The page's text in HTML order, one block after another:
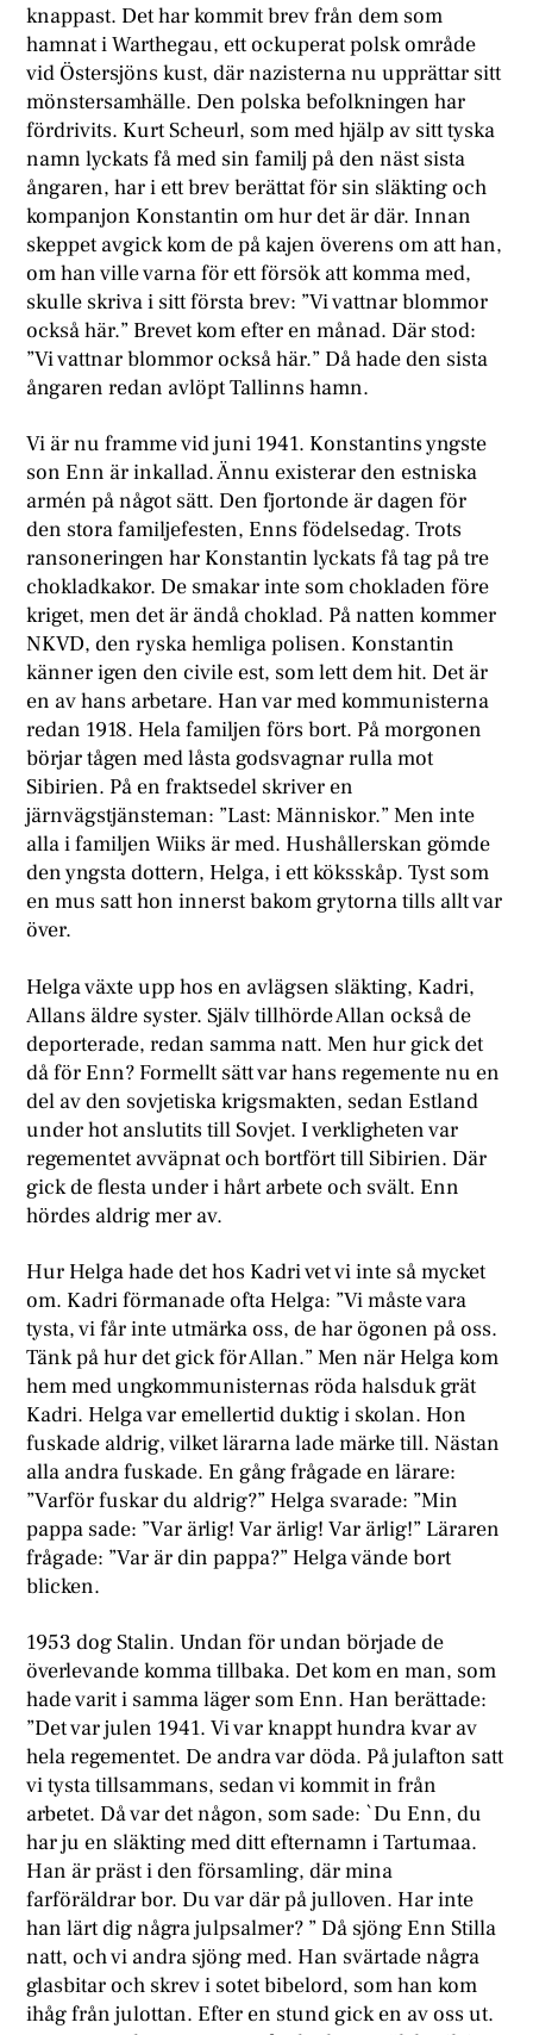
knappast. Det har kommit brev från dem som
hamnat i Warthegau, ett ockuperat polsk område
vid Östersjöns kust, där nazisterna nu upprättar sitt
mönstersamhälle. Den polska befolkningen har
fördrivits. Kurt Scheurl, som med hjälp av sitt tyska
namn lyckats få med sin familj på den näst sista
ångaren, har i ett brev berättat för sin släkting och
kompanjon Konstantin om hur det är där. Innan
skeppet avgick kom de på kajen överens om att han,
om han ville varna för ett försök att komma med,
skulle skriva i sitt första brev: ”Vi vattnar blommor
också här.” Brevet kom efter en månad. Där stod:
”Vi vattnar blommor också här.” Då hade den sista
ångaren redan avlöpt Tallinns hamn.
Vi är nu framme vid juni 1941. Konstantins yngste
son Enn är inkallad. Ännu existerar den estniska
armén på något sätt. Den fjortonde är dagen för
den stora familjefesten, Enns födelsedag. Trots
ransoneringen har Konstantin lyckats få tag på tre
chokladkakor. De smakar inte som chokladen före
kriget, men det är ändå choklad. På natten kommer
NKVD, den ryska hemliga polisen. Konstantin
känner igen den civile est, som lett dem hit. Det är
en av hans arbetare. Han var med kommunisterna
redan 1918. Hela familjen förs bort. På morgonen
börjar tågen med låsta godsvagnar rulla mot
Sibirien. På en fraktsedel skriver en
järnvägstjänsteman: ”Last: Människor.” Men inte
alla i familjen Wiiks är med. Hushållerskan gömde
den yngsta dottern, Helga, i ett köksskåp. Tyst som
en mus satt hon innerst bakom grytorna tills allt var
över.
Helga växte upp hos en avlägsen släkting, Kadri,
Allans äldre syster. Själv tillhörde Allan också de
deporterade, redan samma natt. Men hur gick det
då för Enn? Formellt sätt var hans regemente nu en
del av den sovjetiska krigsmakten, sedan Estland
under hot anslutits till Sovjet. I verkligheten var
regementet avväpnat och bortfört till Sibirien. Där
gick de flesta under i hårt arbete och svält. Enn
hördes aldrig mer av.
Hur Helga hade det hos Kadri vet vi inte så mycket
om. Kadri förmanade ofta Helga: ”Vi måste vara
tysta, vi får inte utmärka oss, de har ögonen på oss.
Tänk på hur det gick för Allan.” Men när Helga kom
hem med ungkommunisternas röda halsduk grät
Kadri. Helga var emellertid duktig i skolan. Hon
fuskade aldrig, vilket lärarna lade märke till. Nästan
alla andra fuskade. En gång frågade en lärare:
”Varför fuskar du aldrig?” Helga svarade: ”Min
pappa sade: ”Var ärlig! Var ärlig! Var ärlig!” Läraren
frågade: ”Var är din pappa?” Helga vände bort
blicken.
1953 dog Stalin. Undan för undan började de
överlevande komma tillbaka. Det kom en man, som
hade varit i samma läger som Enn. Han berättade:
”Det var julen 1941. Vi var knappt hundra kvar av
hela regementet. De andra var döda. På julafton satt
vi tysta tillsammans, sedan vi kommit in från
arbetet. Då var det någon, som sade: `Du Enn, du
har ju en släkting med ditt efternamn i Tartumaa.
Han är präst i den församling, där mina
farföräldrar bor. Du var där på julloven. Har inte
han lärt dig några julpsalmer? ” Då sjöng Enn Stilla
natt, och vi andra sjöng med. Han svärtade några
glasbitar och skrev i sotet bibelord, som han kom
ihåg från julottan. Efter en stund gick en av oss ut.